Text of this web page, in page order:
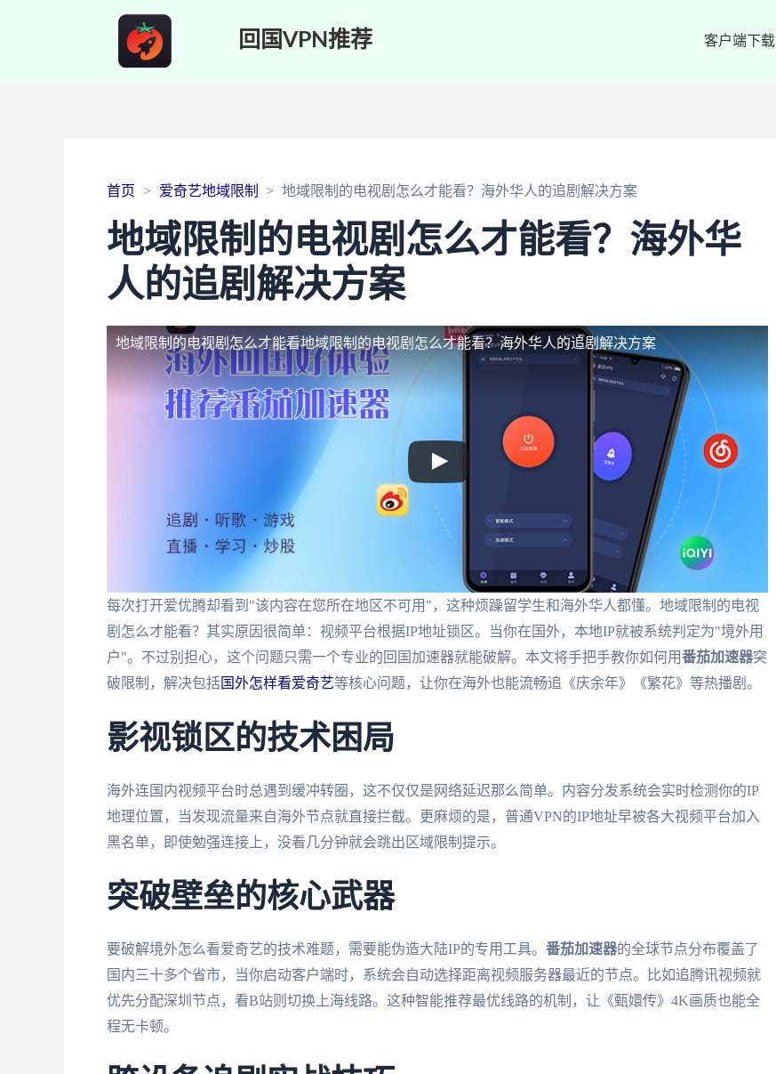
回国VPN推荐 客户端下载
首页 爱奇艺地域限制 地域限制的电视剧怎么才能看？海外华人的追剧解决方案
地域限制的电视剧怎么才能看？海外华
人的追剧解决方案
地域限制的电视剧怎么才能看地域限制的电视剧怎么才能看？海外华人的追剧解决方案
每次打开爱优腾却看到"该内容在您所在地区不可用"，这种烦躁留学生和海外华人都懂。地域限制的电视
剧怎么才能看？其实原因很简单：视频平台根据IP地址锁区。当你在国外，本地IP就被系统判定为"境外用
户"。不过别担心，这个问题只需一个专业的回国加速器就能破解。本文将手把手教你如何用番茄加速器突
破限制，解决包括国外怎样看爱奇艺等核心问题，让你在海外也能流畅追《庆余年》《繁花》等热播剧。
影视锁区的技术困局
海外连国内视频平台时总遇到缓冲转圈，这不仅仅是网络延迟那么简单。内容分发系统会实时检测你的IP
地理位置，当发现流量来自海外节点就直接拦截。更麻烦的是，普通VPN的IP地址早被各大视频平台加入
黑名单，即使勉强连接上，没看几分钟就会跳出区域限制提示。
突破壁垒的核心武器
要破解境外怎么看爱奇艺的技术难题，需要能伪造大陆IP的专用工具。 番茄加速器的全球节点分布覆盖了
国内三十多个省市，当你启动客户端时，系统会自动选择距离视频服务器最近的节点。比如追腾讯视频就
优先分配深圳节点，看B站则切换上海线路。这种智能推荐最优线路的机制，让《甄嬛传》4K画质也能全
程无卡顿。